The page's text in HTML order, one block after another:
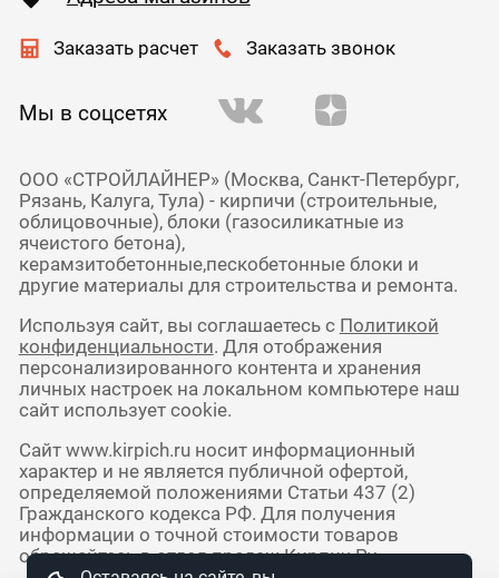
Заказать расчет Заказать звонок
Мы в соцсетях
ООО «СТРОЙЛАЙНЕР» (Москва, Санкт-Петербург,
Рязань, Калуга, Тула) - кирпичи (строительные,
облицовочные), блоки (газосиликатные из
ячеистого бетона),
керамзитобетонные,пескобетонные блоки и
другие материалы для строительства и ремонта.
Используя сайт, вы соглашаетесь с Политикой
конфиденциальности. Для отображения
персонализированного контента и хранения
личных настроек на локальном компьютере наш
сайт использует cookie.
Сайт www.kirpich.ru носит информационный
характер и не является публичной офертой,
определяемой положениями Статьи 437 (2)
Гражданского кодекса РФ. Для получения
информации о точной стоимости товаров
обращайтесь в отдел продаж Кирпич Ру.